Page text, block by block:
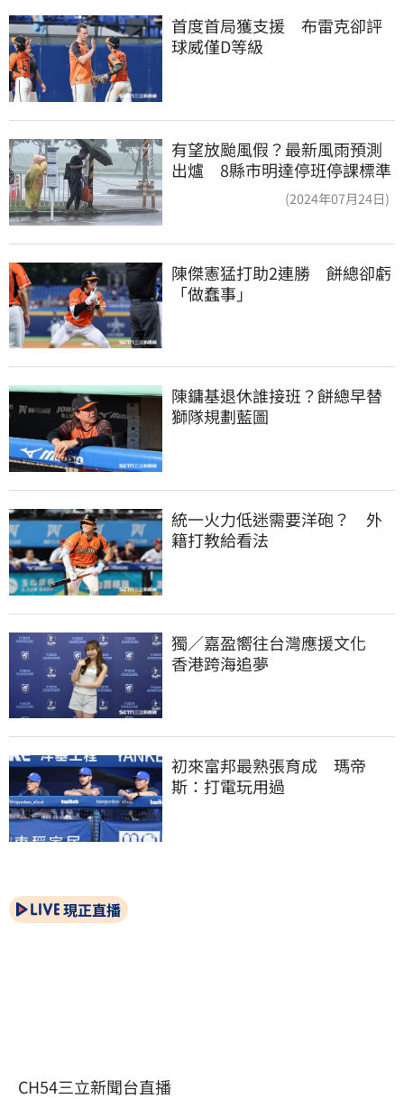
首度首局獲支援　布雷克卻評
球威僅D等級
有望放颱風假？最新風雨預測
出爐 8縣市明達停班停課標準
(2024年07月24日)
陳傑憲猛打助2連勝　餅總卻虧
「做蠢事」
陳鏞基退休誰接班？餅總早替
獅隊規劃藍圖
統一火力低迷需要洋砲？　外
籍打教給看法
獨／嘉盈嚮往台灣應援文化
香港跨海追夢
初來富邦最熟張育成　瑪帝
斯：打電玩用過
現正直播
CH54三立新聞台直播